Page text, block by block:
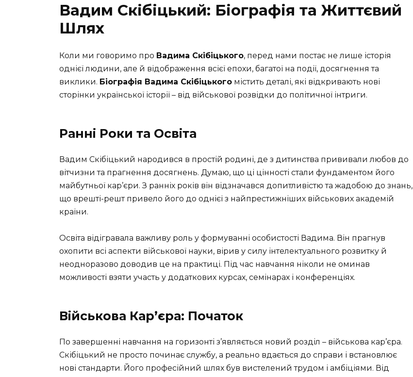
Вадим Скібіцький: Біографія та Життєвий
Шлях
Коли ми говоримо про Вадима Скібіцького, перед нами постає не лише історія
однієї людини, але й відображення всієї епохи, багатої на події, досягнення та
виклики. Біографія Вадима Скібіцького містить деталі, які відкривають нові
сторінки української історії – від військової розвідки до політичної інтриги.
Ранні Роки та Освіта
Вадим Скібіцький народився в простій родині, де з дитинства прививали любов до
вітчизни та прагнення досягнень. Думаю, що ці цінності стали фундаментом його
майбутньої кар’єри. З ранніх років він відзначався допитливістю та жадобою до знань,
що врешті-решт привело його до однієї з найпрестижніших військових академій
країни.
Освіта відігравала важливу роль у формуванні особистості Вадима. Він прагнув
охопити всі аспекти військової науки, вірив у силу інтелектуального розвитку й
неодноразово доводив це на практиці. Під час навчання ніколи не оминав
можливості взяти участь у додаткових курсах, семінарах і конференціях.
Військова Кар’єра: Початок
По завершенні навчання на горизонті з’являється новий розділ – військова кар’єра.
Скібіцький не просто починає службу, а реально вдається до справи і встановлює
нові стандарти. Його професійний шлях був вистелений трудом і амбіціями. Від